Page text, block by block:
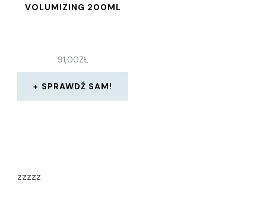
VOLUMIZING 200ML
91,00ZŁ
SPRAWDŹ SAM!
zzzzz